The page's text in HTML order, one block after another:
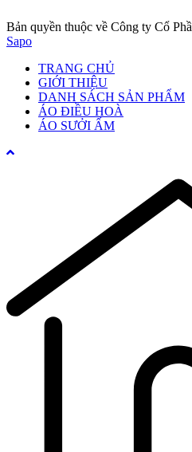
Bản quyền thuộc về Công ty Cổ
Sapo
TRANG CHỦ
GIỚI THIỆU
DANH SÁCH SẢN PHẨM
ÁO ĐIỀU HOÀ
ÁO SƯỞI ẤM